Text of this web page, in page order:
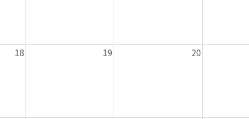
18 19 20